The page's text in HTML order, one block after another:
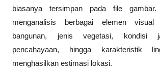
biasanya tersimpan pada file gambar.
menganalisis berbagai elemen
bangunan, jenis vegetasi, kondisi
pencahayaan, hingga karakteristik
menghasilkan estimasi lokasi.